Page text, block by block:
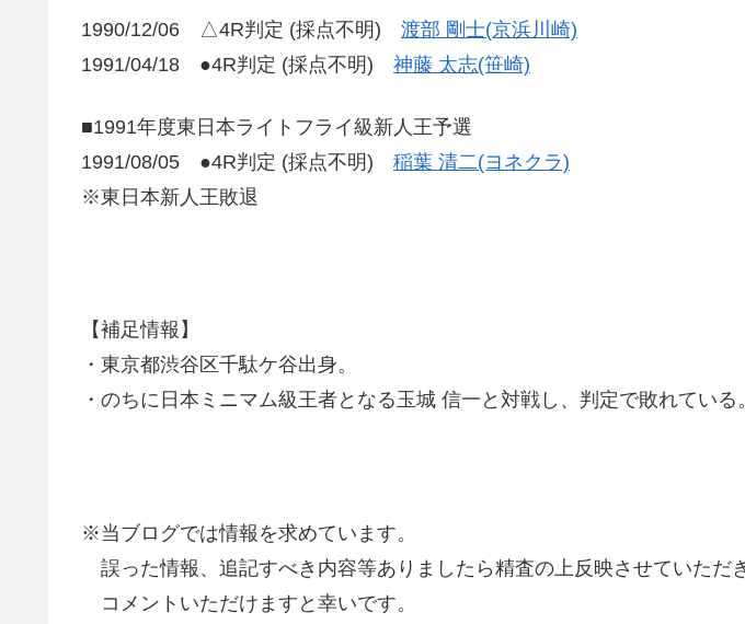
1990/12/06 △4R判定 (採点不明) 渡部 剛士(京浜川崎)
1991/04/18 ●4R判定 (採点不明) 神藤 太志(笹崎)
■1991年度東日本ライトフライ級新人王予選
1991/08/05 ●4R判定 (採点不明) 稲葉 清二(ヨネクラ)
※東日本新人王敗退
【補足情報】
・東京都渋谷区千駄ケ谷出身。
・のちに日本ミニマム級王者となる玉城 信一と対戦し、判定で敗れている。
※当ブログでは情報を求めています。
誤った情報、追記すべき内容等ありましたら精査の上反映させていただ
コメントいただけますと幸いです。